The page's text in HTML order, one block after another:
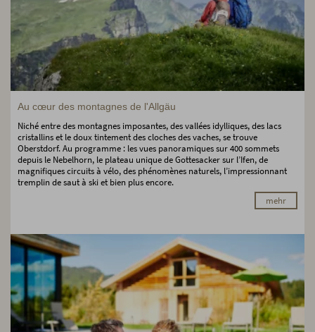
Au cœur des montagnes de l'Allgäu
Niché entre des montagnes imposantes, des vallées idylliques, des lacs
cristallins et le doux tintement des cloches des vaches, se trouve
Oberstdorf. Au programme : les vues panoramiques sur 400 sommets
depuis le Nebelhorn, le plateau unique de Gottesacker sur l’Ifen, de
magnifiques circuits à vélo, des phénomènes naturels, l’impressionnant
tremplin de saut à ski et bien plus encore.
mehr